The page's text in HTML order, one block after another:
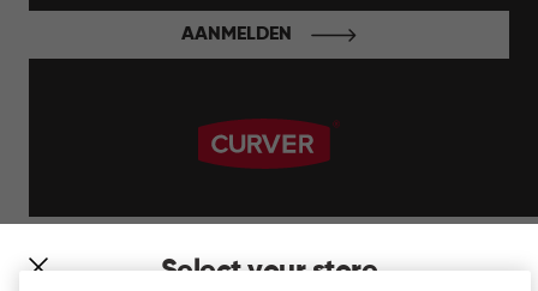
Select your store
AANMELDEN